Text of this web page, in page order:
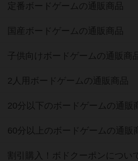
定番ボードゲームの通販商品
国産ボードゲームの通販商品
子供向けボードゲームの通販商
2人用ボードゲームの通販商品
20分以下のボードゲームの通販
60分以上のボードゲームの通販
割引購入！ボドクーポンについ